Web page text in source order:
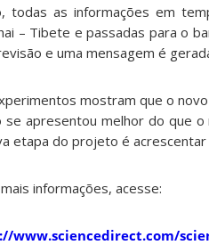
todas as informações em
– Tibete e passadas para o
e uma mensagem é
mostram que o
se apresentou melhor do que
etapa do projeto é
informações, acesse:
www.sciencedirect.com/